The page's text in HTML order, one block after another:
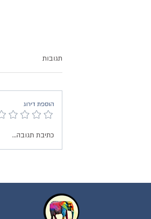
מרפאה
תגובות
הוספת דירוג
כתיבת תגובה...